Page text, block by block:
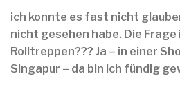
ich konnte es fast nicht
nicht gesehen habe. Die Frage
Rolltreppen??? Ja – in einer
Singapur – da bin ich fündig